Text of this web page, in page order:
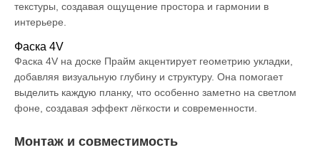
текстуры, создавая ощущение простора и гармонии в
интерьере.
Фаска 4V
Фаска 4V на доске Прайм акцентирует геометрию укладки,
добавляя визуальную глубину и структуру. Она помогает
выделить каждую планку, что особенно заметно на светлом
фоне, создавая эффект лёгкости и современности.
Монтаж и совместимость